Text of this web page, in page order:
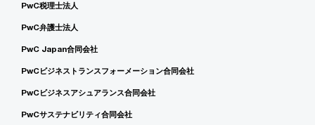
PwC税理士法人
PwC弁護士法人
PwC Japan合同会社
PwCビジネストランスフォーメーション合同会社
PwCビジネスアシュアランス合同会社
PwCサステナビリティ合同会社